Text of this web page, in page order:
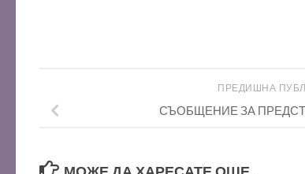
ПРЕДИШНА
СЪОБЩЕНИЕ ЗА